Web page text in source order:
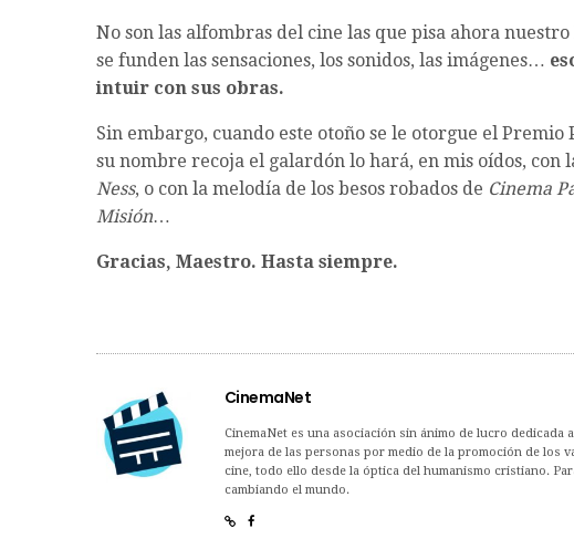
No son las alfombras del cine las que pisa ahora
se funden las sensaciones, los sonidos, las imágenes…
intuir con sus obras.
Sin embargo, cuando este otoño se le otorgue el
su nombre recoja el galardón lo hará, en mis oídos, con
Ness, o con la melodía de los besos robados de Cinema
Misión…
Gracias, Maestro. Hasta siempre.
CinemaNet
CinemaNet es una asociación sin ánimo de lucro dedicada
mejora de las personas por medio de la promoción de los
cine, todo ello desde la óptica del humanismo cristiano.
cambiando el mundo.